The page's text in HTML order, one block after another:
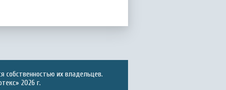
собственностью их владельцев.
2026 г.